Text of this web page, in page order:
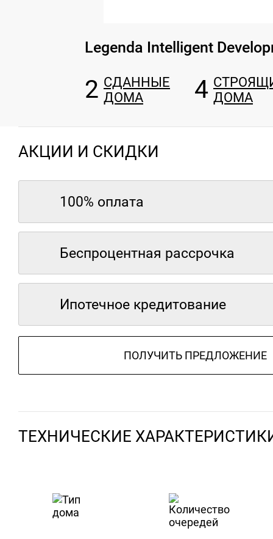
Legenda Intelligent
2 СДАННЫЕ
ДОМА
4 ДОМА
АКЦИИ И СКИДКИ
100% оплата
Беспроцентная рассрочка
Ипотечное кредитование
ПОЛУЧИТЬ ПРЕДЛОЖЕНИЕ
ТЕХНИЧЕСКИЕ